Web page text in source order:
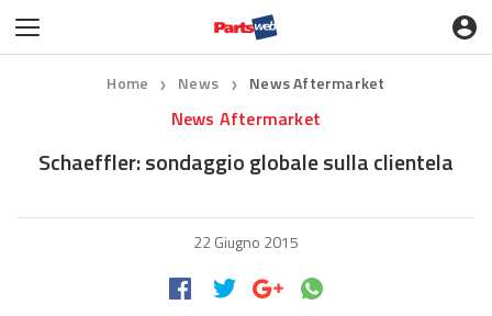
Home ❯ News ❯ News Aftermarket
News Aftermarket
Schaeffler: sondaggio globale sulla clientela
22 Giugno 2015